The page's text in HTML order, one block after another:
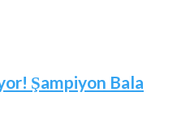
Şampiyon Bala